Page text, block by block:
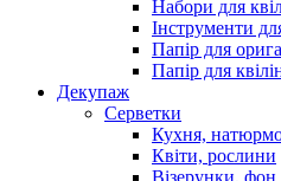
Набори для
Інструменти
Папір для
Папір для
Декупаж
Серветки
Кухня,
Квіти, рослини
Візерунки, фон